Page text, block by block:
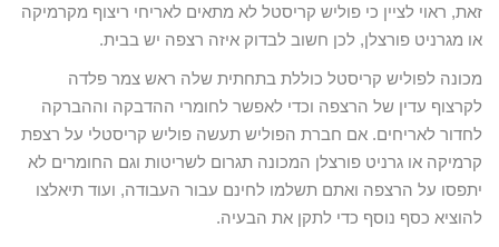
זאת, ראוי לציין כי פוליש קריסטל לא מתאים לאריחי ריצוף מקרמיקה
או מגרניט פורצלן, לכן חשוב לבדוק איזה רצפה יש בבית.
מכונה לפוליש קריסטל כוללת בתחתית שלה ראש צמר פלדה
לקרצוף עדין של הרצפה וכדי לאפשר לחומרי ההדבקה וההברקה
לחדור לאריחים. אם חברת הפוליש תעשה פוליש קריסטלי על רצפת
קרמיקה או גרניט פורצלן המכונה תגרום לשריטות וגם החומרים לא
יתפסו על הרצפה ואתם תשלמו לחינם עבור העבודה, ועוד תיאלצו
להוציא כסף נוסף כדי לתקן את הבעיה.